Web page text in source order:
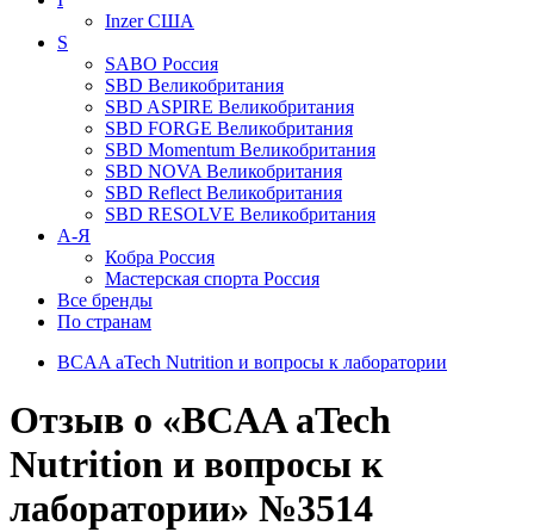
InzerСША
S
SABO Россия
SBD Великобритания
SBD ASPIRE Великобритания
SBD FORGE Великобритания
SBD Momentum Великобритания
SBD NOVA Великобритания
SBD Reflect Великобритания
SBD RESOLVE Великобритания
А-Я
Кобра Россия
Мастерская спорта Россия
Все бренды
По странам
BCAA aTech Nutrition и вопросы к лаборатории
Отзыв о «BCAA aTech
Nutrition и вопросы к
лаборатории» №3514